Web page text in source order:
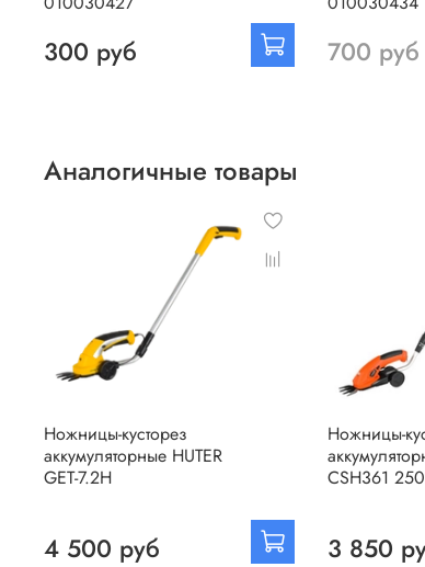
300 руб 700 руб
Аналогичные товары
Ножницы-кусторез
аккумуляторные HUTER
GET-7.2H
4 500 руб
Ножницы-
CSH361
3 850